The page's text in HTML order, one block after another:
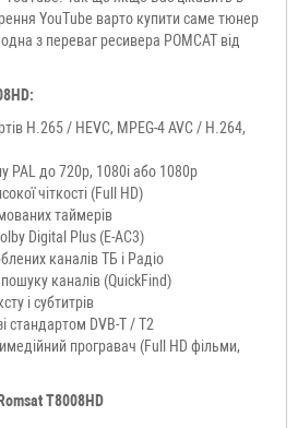
YouTube варто купити саме тюнер
з переваг ресивера РОМСАТ від
H.265 / HEVC, MPEG-4 AVC / H.264,
PAL до 720p, 1080i або 1080p
чіткості (Full HD)
таймерів
Digital Plus (E-AC3)
каналів ТБ і Радіо
каналів (QuickFind)
і субтитрів
стандартом DVB-T / T2
програвач (Full HD фільми,
T8008HD